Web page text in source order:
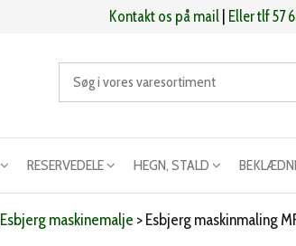
Kontakt os på mail Eller tlf 57
RESERVEDELE HEGN, STALD
Esbjerg maskinemalje >Esbjerg maskinmaling